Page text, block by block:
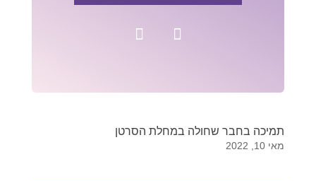
תמיכה בחבר שחולה במחלת הסרטן
מאי 10, 2022